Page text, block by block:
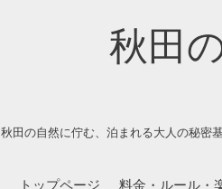
秋田
秋田の自然に佇む、泊まれる大人の秘密
トップページ 料金・ルール・